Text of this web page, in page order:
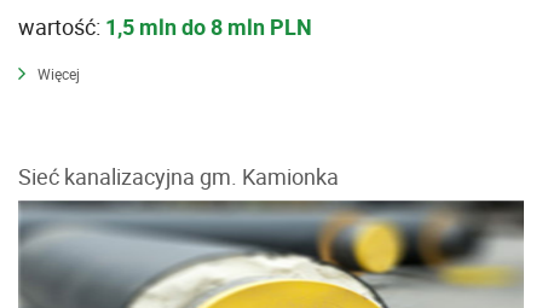
wartość: 1,5 mln do 8 mln PLN
Więcej
Sieć kanalizacyjna gm. Kamionka